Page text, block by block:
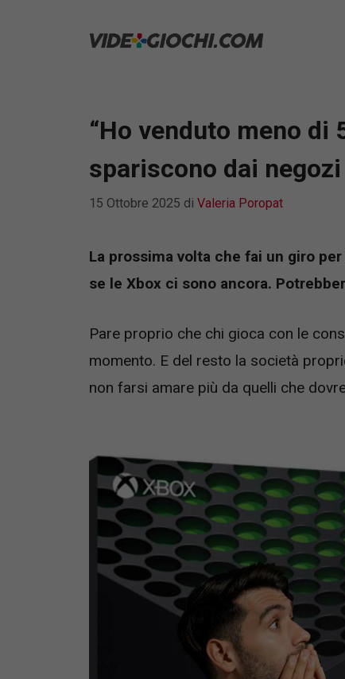
“Ho venduto meno di
spariscono dai negozi
15 Ottobre 2025 di Valeria Poropat
La prossima volta che fai un giro
se le Xbox ci sono ancora.
Pare proprio che chi gioca con le
momento. E del resto la società
non farsi amare più da quelli che